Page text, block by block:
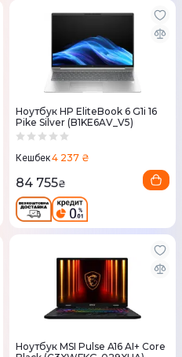
Ноутбук HP EliteBook 6 G1i 16
Pike Silver (B1KE6AV_V5)
Кешбек4 237 ₴
84 755₴
Ноутбук MSI Pulse A16 AI+ Core